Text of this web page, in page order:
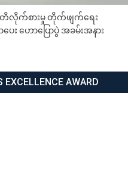
လိုက်စားမှု တိုက်ဖျက်ရေး
း ဟောပြောပွဲ အခမ်းအနား
AWARD